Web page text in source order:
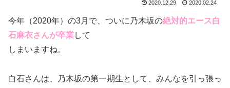
2020.12.29 2020.02.24
今年（2020年）の3月で、ついに乃木坂の絶対的エース白
石麻衣さんが卒業して
しまいますね。
白石さんは、乃木坂の第一期生として、みんなを引っ張っ